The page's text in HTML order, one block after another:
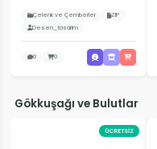
Çelenk ve Çemberler
ZIP
Desen_tasarim
0 0
Gökkuşağı ve Bulutlar
ÜCRETSİZ